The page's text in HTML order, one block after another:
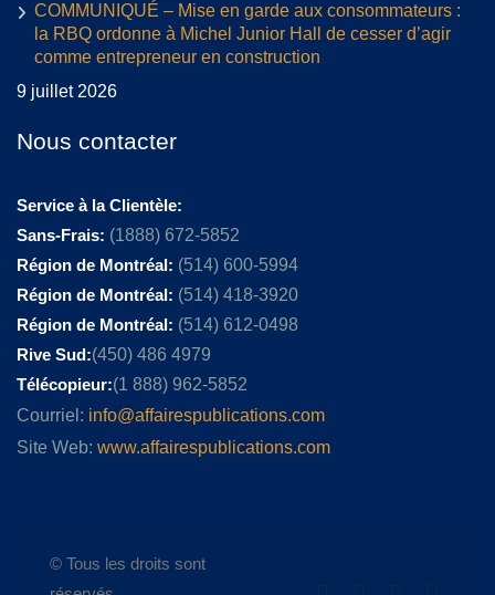
COMMUNIQUÉ – Mise en garde aux consommateurs :
la RBQ ordonne à Michel Junior Hall de cesser d’agir
comme entrepreneur en construction
9 juillet 2026
Nous contacter
Service à la Clientèle:
Sans-Frais: (1888) 672-5852
Région de Montréal: (514) 600-5994
Région de Montréal: (514) 418-3920
Région de Montréal: (514) 612-0498
Rive Sud:(450) 486 4979
Télécopieur:(1 888) 962-5852
Courriel: info@affairespublications.com
Site Web: www.affairespublications.com
© Tous les droits sont